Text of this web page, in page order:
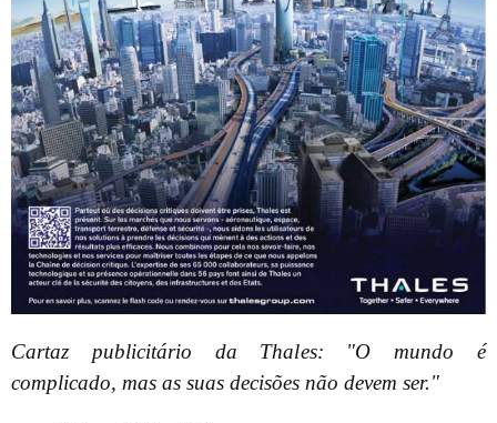
Cartaz publicitário da Thales: "O mundo é
complicado, mas as suas decisões não devem ser."